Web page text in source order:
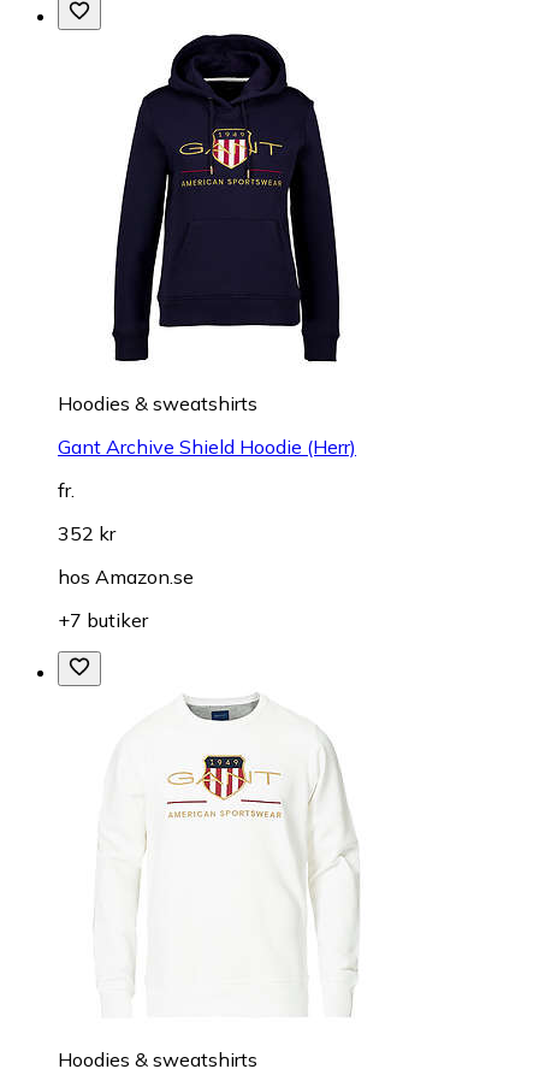
Hoodies & sweatshirts
Gant Archive Shield Hoodie (Herr)
fr.
352 kr
hos Amazon.se
+7 butiker
Hoodies & sweatshirts